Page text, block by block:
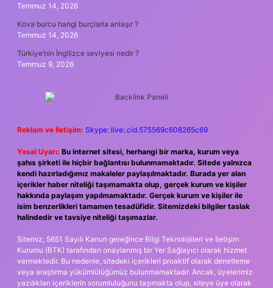
Temmuz 14, 2026
Kova burcu hangi burçlarla anlaşır ?
Temmuz 14, 2026
Türkiye’nin İngilizce seviyesi nedir ?
Temmuz 9, 2026
Reklam ve İletişim: Skype: live:.cid.575569c608265c69
Yasal Uyarı: Bu internet sitesi, herhangi bir marka, kurum veya
şahıs şirketi ile hiçbir bağlantısı bulunmamaktadır. Sitede yalnızca
kendi hazırladığımız makaleler paylaşılmaktadır. Burada yer alan
içerikler haber niteliği taşımamakta olup, gerçek kurum ve kişiler
hakkında paylaşım yapılmamaktadır. Gerçek kurum ve kişiler ile
isim benzerlikleri tamamen tesadüfidir. Sitemizdeki bilgiler taslak
halindedir ve tavsiye niteliği taşımazlar.
Sitemiz, 5651 Sayılı Kanun gereğince Bilgi Teknolojileri ve İletişim
Kurumu (BTK) tarafından onaylanmış bir Yer Sağlayıcı olarak hizmet
vermektedir. Bu nedenle, sitedeki içerikleri proaktif olarak denetleme
veya araştırma yükümlülüğümüz bulunmamaktadır. Ancak, üyelerimiz
yazdıkları içeriklerin sorumluluğunu taşımakta olup, siteye üye olarak